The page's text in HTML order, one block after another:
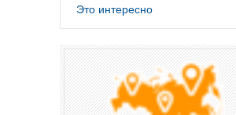
Это интересно